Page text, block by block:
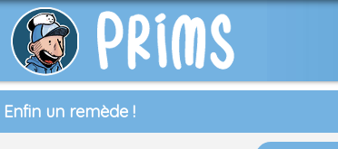
Enfin un remède !